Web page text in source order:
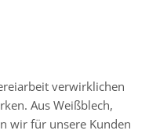
verwirklichen
Aus Weißblech,
wir für unsere Kunden